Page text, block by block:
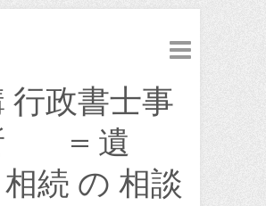
行政書士事
= 遺
続 の 相談